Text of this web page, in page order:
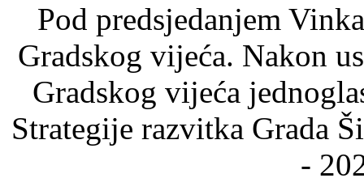
Pod predsjedanjem
Gradskog vijeća. Nakon
Gradskog vijeća
Strategije razvitka Grada
-